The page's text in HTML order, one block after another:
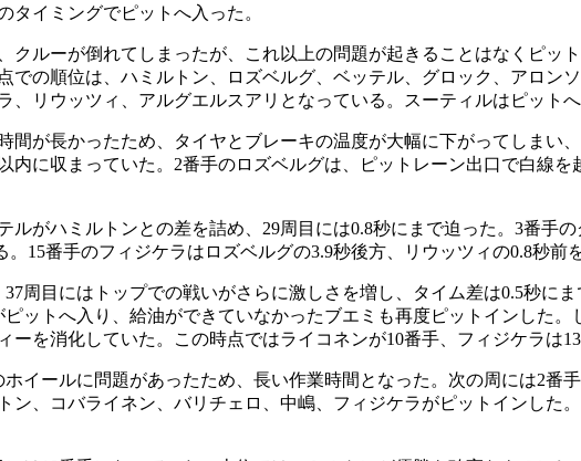
イミングでピットへ入った。
ルーが倒れてしまったが、これ以上の問題が起きることはなくピッ
の順位は、ハミルトン、ロズベルグ、ベッテル、グロック、アロン
リウッツィ、アルグエルスアリとなっている。スーティルはピットへ
が長かったため、タイヤとブレーキの温度が大幅に下がってしまい
内に収まっていた。2番手のロズベルグは、ピットレーン出口で白線
がハミルトンとの差を詰め、29周目には0.8秒にまで迫った。3番手
15番手のフィジケラはロズベルグの3.9秒後方、リウッツィの0.8秒前
周目にはトップでの戦いがさらに激しさを増し、タイム差は0.5秒に
ットへ入り、給油ができていなかったブエミも再度ピットインした
を消化していた。この時点ではライコネンが10番手、フィジケラは13
イールに問題があったため、長い作業時間となった。次の周には2番
、コバライネン、バリチェロ、中嶋、フィジケラがピットインした